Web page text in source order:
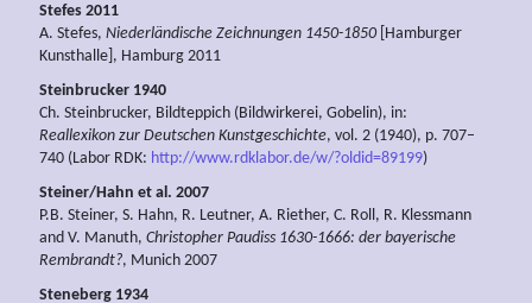
Stefes 2011
A. Stefes, Niederländische Zeichnungen 1450-1850[Hamburger
Kunsthalle], Hamburg 2011
Steinbrucker 1940
Ch. Steinbrucker, Bildteppich (Bildwirkerei, Gobelin), in:
Reallexikon zur Deutschen Kunstgeschichte, vol. 2 (1940), p. 707–
740 (Labor RDK: http://www.rdklabor.de/w/?oldid=89199)
Steiner/Hahn et al. 2007
P.B. Steiner, S. Hahn, R. Leutner, A. Riether, C. Roll, R. Klessmann
and V. Manuth, Christopher Paudiss 1630-1666: der bayerische
Rembrandt?, Munich 2007
Steneberg 1934